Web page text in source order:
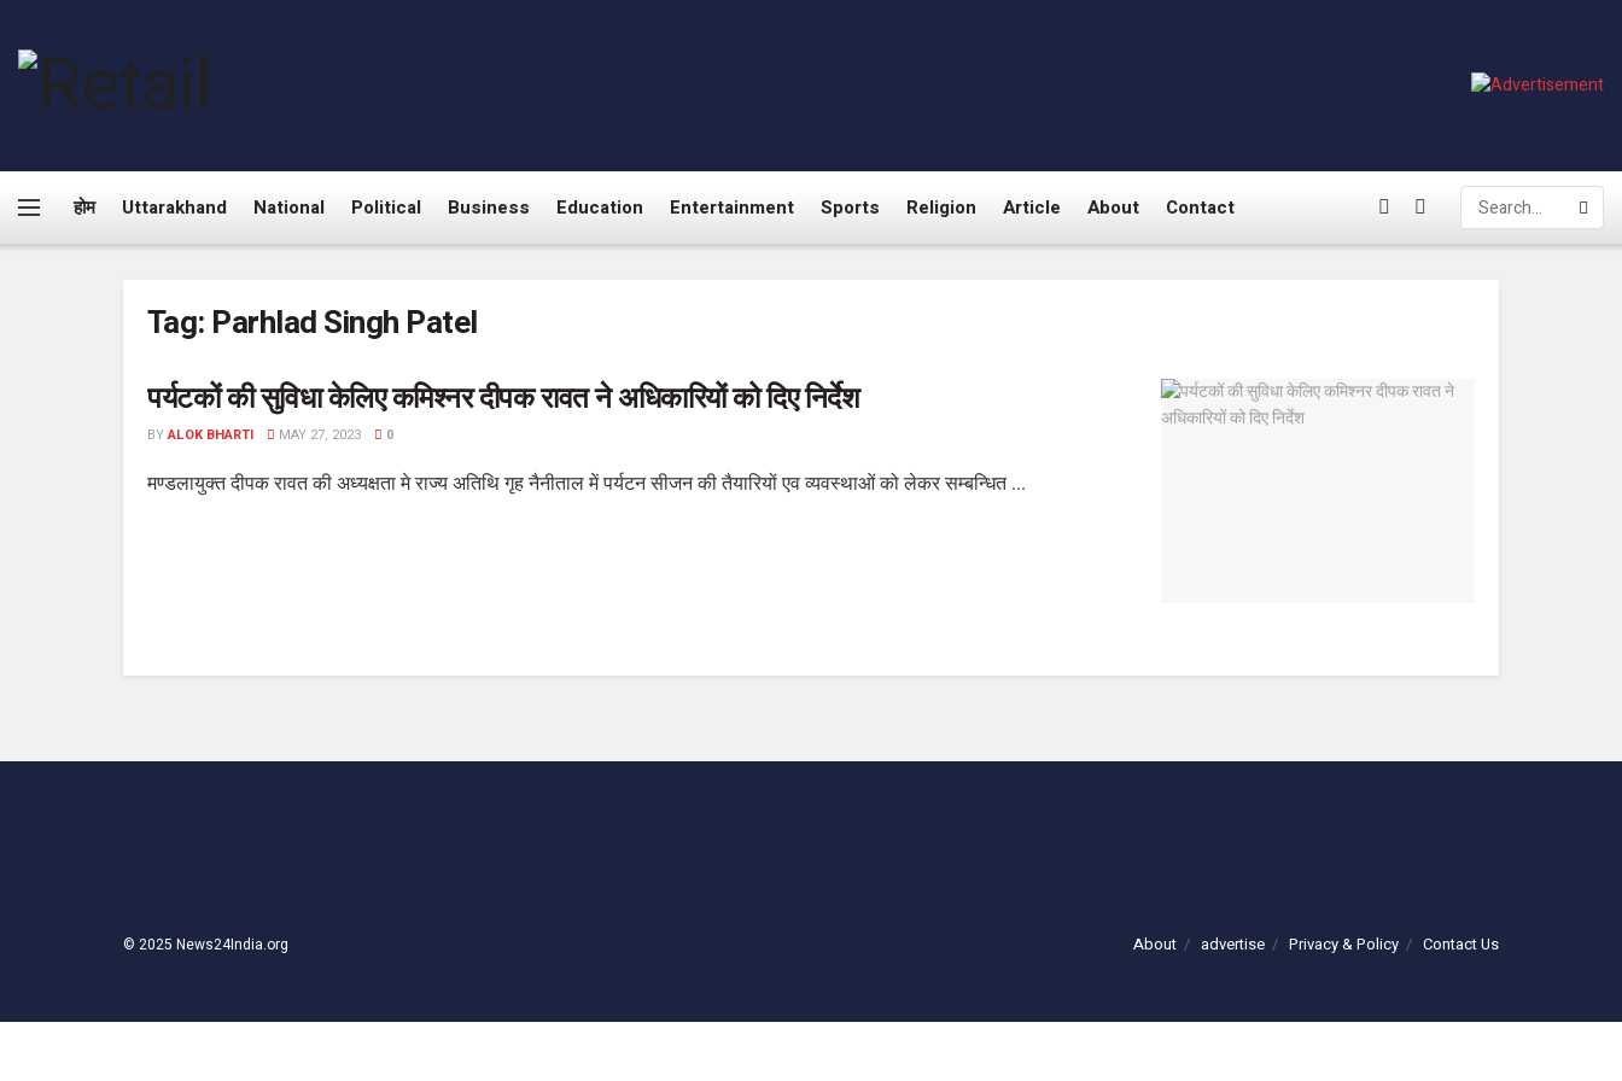
होम Uttarakhand National Political Business Education Entertainment Sports Religion Article About Contact
Tag: Parhlad Singh Patel
पर्यटकों की सुविधा केलिए कमिश्नर दीपक रावत ने अधिकारियों को दिए निर्देश
BYALOK BHARTI MAY 27, 2023 0
मण्डलायुक्त दीपक रावत की अध्यक्षता मे राज्य अतिथि गृह नैनीताल में पर्यटन सीजन की तैयारियों एव व्यवस्थाओं को लेकर सम्बन्धित ...
About advertise Privacy & Policy Contact Us
© 2025 News24India.org